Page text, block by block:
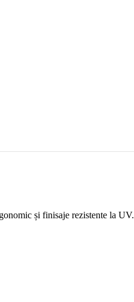
și finisaje rezistente la UV.